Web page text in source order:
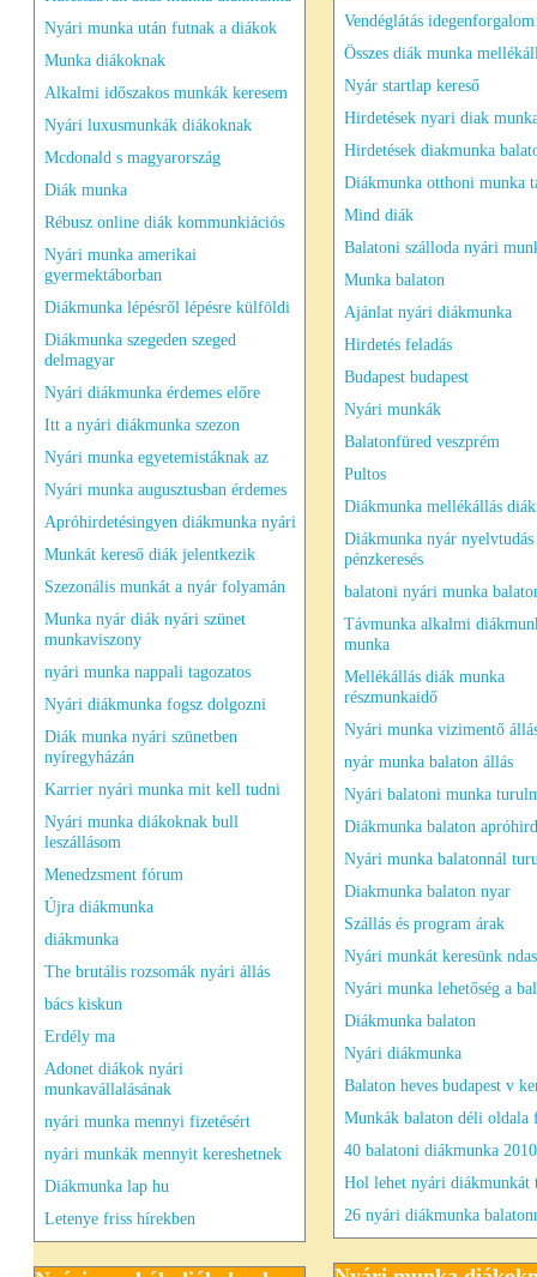
Nyári munka után futnak a diákok
Munka diákoknak
Alkalmi időszakos munkák keresem
Nyári luxusmunkák diákoknak
Mcdonald s magyarország
Diák munka
Rébusz online diák kommunkiációs
Nyári munka amerikai
gyermektáborban
Diákmunka lépésről lépésre külföldi
Diákmunka szegeden szeged
delmagyar
Nyári diákmunka érdemes előre
Itt a nyári diákmunka szezon
Nyári munka egyetemistáknak az
Nyári munka augusztusban érdemes
Apróhirdetésingyen diákmunka nyári
Munkát kereső diák jelentkezik
Szezonális munkát a nyár folyamán
Munka nyár diák nyári szünet
munkaviszony
nyári munka nappali tagozatos
Nyári diákmunka fogsz dolgozni
Diák munka nyári szünetben
nyíregyházán
Karrier nyári munka mit kell tudni
Nyári munka diákoknak bull
leszállásom
Menedzsment fórum
Újra diákmunka
diákmunka
The brutális rozsomák nyári állás
bács kiskun
Erdély ma
Adonet diákok nyári
munkavállalásának
nyári munka mennyi fizetésért
nyári munkák mennyit kereshetnek
Diákmunka lap hu
Letenye friss hírekben
Vendéglátás
Összes diák munka
Nyár startlap kereső
Hirdetések nyari diak
Hirdetések diakmunka
Diákmunka otthoni munka
Mind diák
Balatoni szálloda nyári
Munka balaton
Ajánlat nyári diákmunka
Hirdetés feladás
Budapest budapest
Nyári munkák
Balatonfüred veszprém
Pultos
Diákmunka mellékállás
Diákmunka nyár nyelvtudás
pénzkeresés
balatoni nyári munka
Távmunka alkalmi
munka
Mellékállás diák munka
részmunkaidő
Nyári munka vizimentő
nyár munka balaton állás
Nyári balatoni munka
Diákmunka balaton
Nyári munka balatonnál
Diakmunka balaton nyar
Szállás és program árak
Nyári munkát keresünk
Nyári munka lehetőség a
Diákmunka balaton
Nyári diákmunka
Balaton heves budapest v
Munkák balaton déli oldala
40 balatoni diákmunka 2010
Hol lehet nyári diákmunkát
26 nyári diákmunka